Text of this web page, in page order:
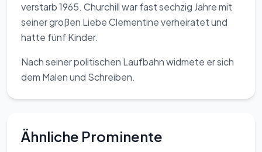
verstarb 1965. Churchill war fast sechzig Jahre mit
seiner großen Liebe Clementine verheiratet und
hatte fünf Kinder.
Nach seiner politischen Laufbahn widmete er sich
dem Malen und Schreiben.
Ähnliche Prominente